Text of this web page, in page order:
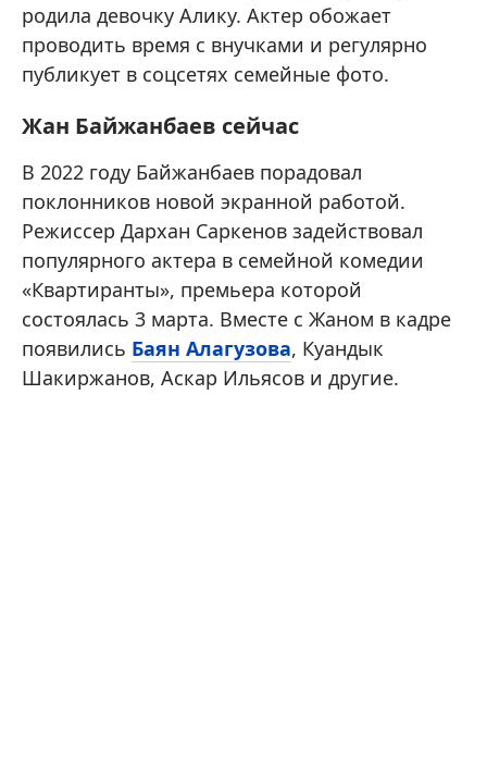
родила девочку Алику. Актер обожает
проводить время с внучками и регулярно
публикует в соцсетях семейные фото.
Жан Байжанбаев сейчас
В 2022 году Байжанбаев порадовал
поклонников новой экранной работой.
Режиссер Дархан Саркенов задействовал
популярного актера в семейной комедии
«Квартиранты», премьера которой
состоялась 3 марта. Вместе с Жаном в кадре
появились Баян Алагузова, Куандык
Шакиржанов, Аскар Ильясов и другие.